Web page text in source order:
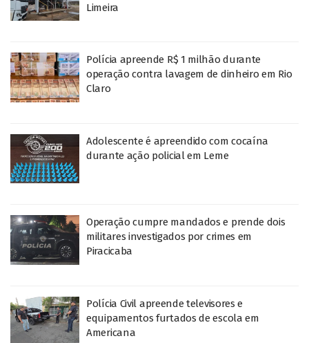
Limeira
Polícia apreende R$ 1 milhão durante
operação contra lavagem de dinheiro em Rio
Claro
Adolescente é apreendido com cocaína
durante ação policial em Leme
Operação cumpre mandados e prende dois
militares investigados por crimes em
Piracicaba
Polícia Civil apreende televisores e
equipamentos furtados de escola em
Americana